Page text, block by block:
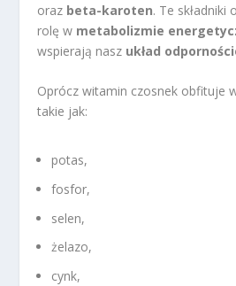
oraz beta-karoten. Te składniki
rolę w metabolizmie
wspierają nasz układ
Oprócz witamin czosnek obfituje
takie jak:
potas,
fosfor,
selen,
żelazo,
cynk,